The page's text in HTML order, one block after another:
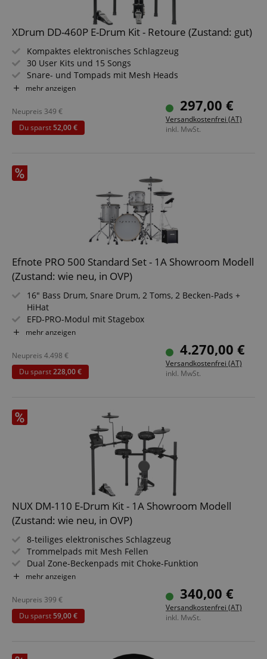
XDrum DD-460P E-Drum Kit - Retoure (Zustand: gut)
Kompaktes elektronisches Schlagzeug
30 User Kits und 15 Songs
Snare- und Tompads mit Mesh Heads
2-Zonen-Snarepad und Kickpad mit Fußmaschine
Hochwertig gesampelte Sounds
mehr anzeigen
297,00 €
Versandkostenfrei (AT)
inkl. MwSt.
Neupreis 349 €
Du sparst52,00 €
Efnote PRO 500 Standard Set - 1A Showroom Modell
(Zustand: wie neu, in OVP)
16" Bass Drum, Snare Drum, 2 Toms, 2 Becken-Pads +
HiHat
EFD-PRO-Modul mit Stagebox
Doppellagige Mesh Heads auf allen Trommeln
Erweiterbar auf bis zu 7 Trommeln und 8 Becken
Farbe: White Sparkle
mehr anzeigen
4.270,00 €
Versandkostenfrei (AT)
inkl. MwSt.
Neupreis 4.498 €
Du sparst228,00 €
NUX DM-110 E-Drum Kit - 1A Showroom Modell
(Zustand: wie neu, in OVP)
8-teiliges elektronisches Schlagzeug
Trommelpads mit Mesh Fellen
Dual Zone-Beckenpads mit Choke-Funktion
Modul via App steuerbar
mehr anzeigen
340,00 €
Versandkostenfrei (AT)
inkl. MwSt.
Neupreis 399 €
Du sparst59,00 €